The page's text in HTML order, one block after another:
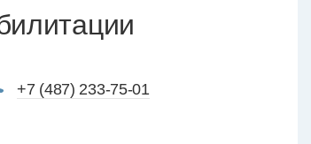
+7 (487) 233-75-01